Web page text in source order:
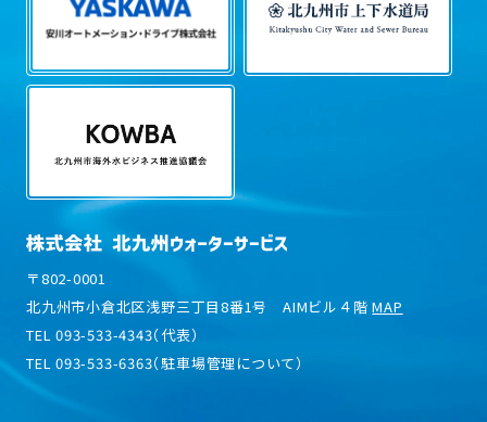
〒802-0001
北九州市小倉北区浅野三丁目8番1号 AIMビル４階MAP
TEL 093-533-4343（代表）
TEL 093-533-6363（駐車場管理について）